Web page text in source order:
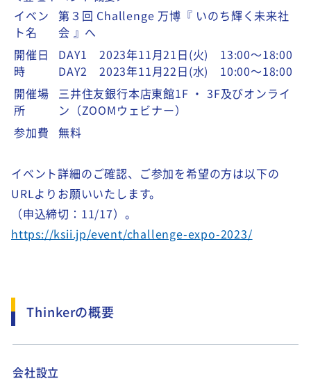
イベン
ト名
第３回 Challenge 万博『 いのち輝く未来社
会 』へ
開催日
時
DAY1 2023年11月21日(火) 13:00～18:00
DAY2 2023年11月22日(水) 10:00～18:00
開催場
所
三井住友銀行本店東館1F ・ 3F及びオンライ
ン（ZOOMウェビナー）
参加費
無料
イベント詳細のご確認、ご参加を希望の方は以下の
URLよりお願いいたします。
（申込締切：11/17）。
https://ksii.jp/event/challenge-expo-2023/
Thinkerの概要
会社設立